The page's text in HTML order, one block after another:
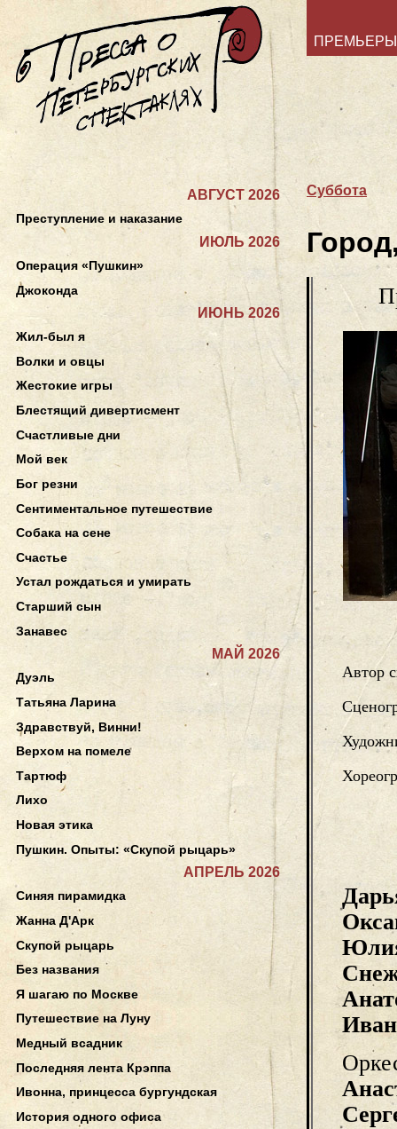
ПРЕМЬЕРЫ
Суббота
Автор
АВГУСТ 2026
Преступление и наказание
ИЮЛЬ 2026
Операция «Пушкин»
Джоконда
ИЮНЬ 2026
Жил-был я
Волки и овцы
Жестокие игры
Блестящий дивертисмент
Счастливые дни
Мой век
Бог резни
Сентиментальное путешествие
Собака на сене
Счастье
Устал рождаться и умирать
Старший сын
Занавес
МАЙ 2026
Дуэль
Татьяна Ларина
Здравствуй, Винни!
Верхом на помеле
Тартюф
Лихо
Новая этика
Пушкин. Опыты: «Скупой рыцарь»
АПРЕЛЬ 2026
Синяя пирамидка
Жанна Д'Арк
Скупой рыцарь
Без названия
Я шагаю по Москве
Путешествие на Луну
Медный всадник
Последняя лента Крэппа
Ивонна, принцесса бургундская
История одного офиса